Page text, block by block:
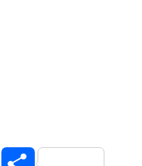
Twitter Share